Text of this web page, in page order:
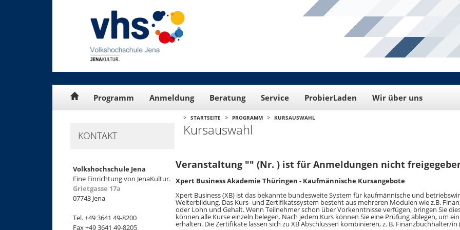
Programm Anmeldung Beratung Service ProbierLaden Wir über uns
KONTAKT
Volkshochschule Jena
Eine Einrichtung von JenaKultur.
Grietgasse 17a
07743 Jena
Tel. +49 3641 49-8200
Fax +49 3641 49-8205
> STARTSEITE > PROGRAMM > KURSAUSWAHL
Kursauswahl
Veranstaltung "" (Nr. ) ist für Anmeldungen nicht
Xpert Business Akademie Thüringen - Kaufmännische Kursangebote
Xpert Business (XB) ist das bekannte bundesweite System für kaufmännische und
Weiterbildung. Das Kurs- und Zertifikatssystem besteht aus mehreren Modulen wie z.B.
oder Lohn und Gehalt. Wenn Teilnehmer schon über Vorkenntnisse verfügen, bringen Sie
können alle Kurse einzeln belegen. Nach jedem Kurs können Sie eine Prüfung ablegen, um
erhalten. Die Zertifikate lassen sich zu XB Abschlüssen kombinieren, z. B. Finanzbuchhalter/in